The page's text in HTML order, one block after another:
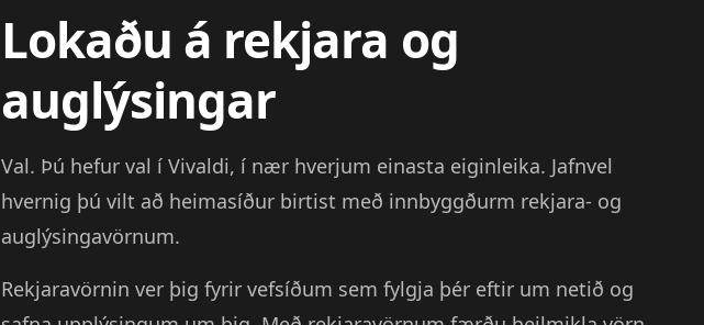
Lokaðu á rekjara og
auglýsingar
Val. Þú hefur val í Vivaldi, í nær hverjum einasta eiginleika. Jafnvel
hvernig þú vilt að heimasíður birtist með innbyggðurm rekjara- og
auglýsingavörnum.
Rekjaravörnin ver þig fyrir vefsíðum sem fylgja þér eftir um netið og